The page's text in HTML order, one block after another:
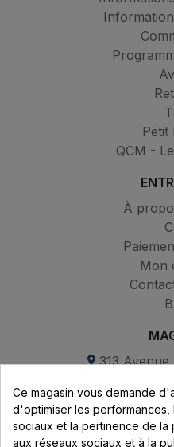
Petit
QCM -
À
Mon
313
Lundi
Ce magasin vous demande
d'optimiser les
sociaux et la pertinence de la
aux réseaux sociaux et à la